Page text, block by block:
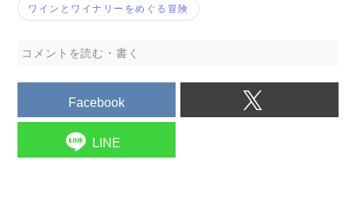
ワインとワイナリーをめぐる冒険
コメントを読む・書く
Facebook
LINE